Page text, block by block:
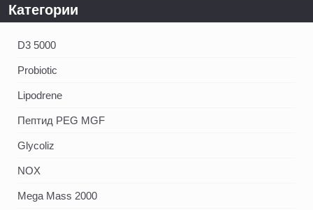
Категории
D3 5000
Probiotic
Lipodrene
Пептид PEG MGF
Glycoliz
NOX
Mega Mass 2000